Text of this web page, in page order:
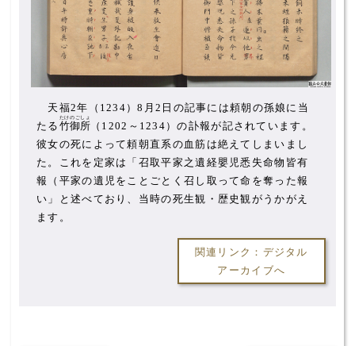
天福2年（1234）8月2日の記事には頼朝の孫娘に当
たる 竹御所
たけのごしょ
（1202～1234）の訃報が記されています。
彼女の死によって頼朝直系の血筋は絶えてしまいまし
た。これを定家は「召取平家之遺経嬰児悉失命物皆有
報（平家の遺児をことごとく召し取って命を奪った報
い」と述べており、当時の死生観・歴史観がうかがえ
ます。
関連リンク：デジタル
アーカイブへ